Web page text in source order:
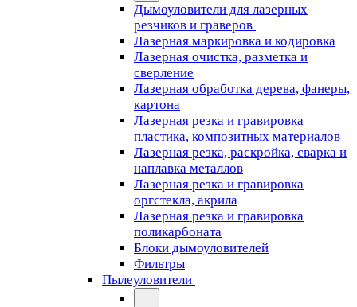
Дымоуловители для лазерных
резчиков и граверов
Лазерная маркировка и кодировка
Лазерная очистка, разметка и
сверление
Лазерная обработка дерева, фанеры,
картона
Лазерная резка и гравировка
пластика, композитных материалов
Лазерная резка, раскройка, сварка и
наплавка металлов
Лазерная резка и гравировка
оргстекла, акрила
Лазерная резка и гравировка
поликарбоната
Блоки дымоуловителей
Фильтры
Пылеуловители